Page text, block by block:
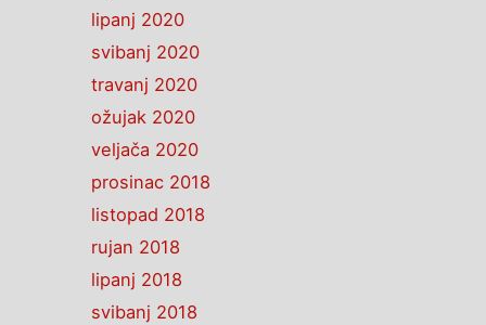
lipanj 2020
svibanj 2020
travanj 2020
ožujak 2020
veljača 2020
prosinac 2018
listopad 2018
rujan 2018
lipanj 2018
svibanj 2018